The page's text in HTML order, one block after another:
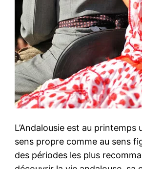
L’Andalousie est au printemps
sens propre comme au sens
des périodes les plus